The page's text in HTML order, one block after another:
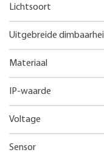
Lichtsoort
Uitgebreide
Materiaal
IP-waarde
Voltage
Sensor